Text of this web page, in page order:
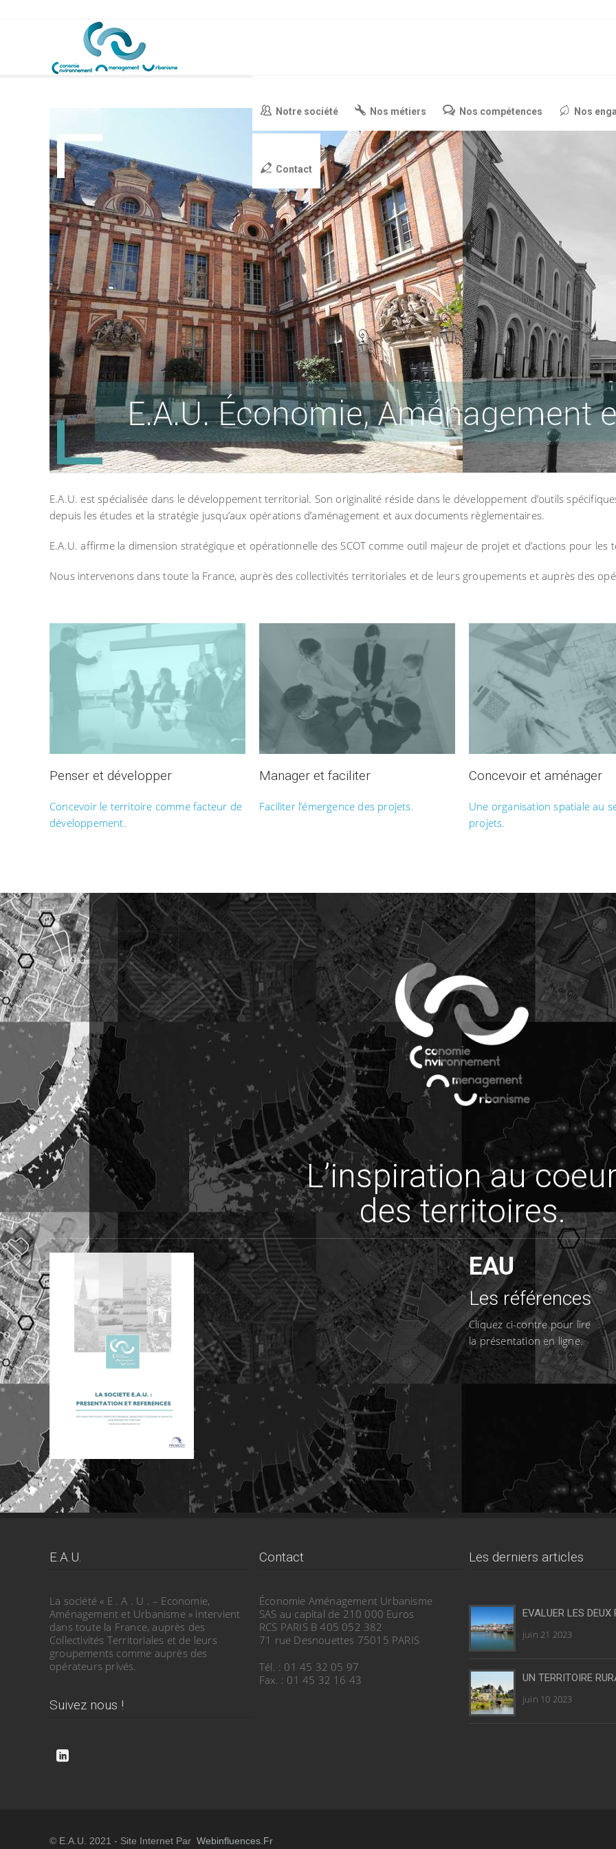
Notre société Nos métiers Nos compétences Nos
Contact
E.A.U. est spécialisée dans le développement territorial. Son originalité réside dans le développement d’outils
depuis les études et la stratégie jusqu’aux opérations d’aménagement et aux documents règlementaires.
E.A.U. affirme la dimension stratégique et opérationnelle des SCOT comme outil majeur de projet et d’actions pour
Nous intervenons dans toute la France, auprès des collectivités territoriales et de leurs groupements et auprès des
Penser et développer
Concevoir le territoire comme facteur de
développement.
Manager et faciliter
Faciliter l’émergence des projets.
Concevoir et aménager
Une organisation spatiale au
projets.
L’inspiration au
des territoires.
EAU
Les références
Cliquez ci-contre pour lire
la présentation en ligne.
E.A.U.
La société « E . A . U . – Economie,
Aménagement et Urbanisme » intervient
dans toute la France, auprès des
Collectivités Territoriales et de leurs
groupements comme auprès des
opérateurs privés.
Suivez nous !
Contact
Économie Aménagement Urbanisme
SAS au capital de 210 000 Euros
RCS PARIS B 405 052 382
71 rue Desnouettes 75015 PARIS
Tél. : 01 45 32 05 97
Fax. : 01 45 32 16 43
Les derniers articles
EVALUER LES
juin 21 2023
UN TERRITOIRE
juin 10 2023
© E.A.U. 2021 - Site Internet Par Webinfluences.fr